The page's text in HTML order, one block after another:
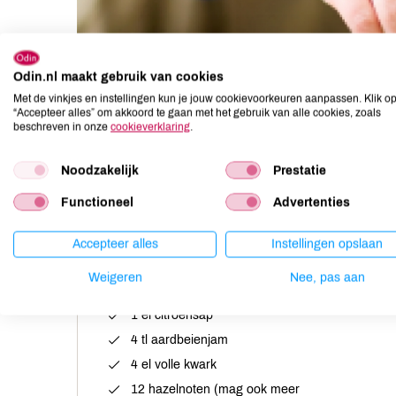
Ingrediënten
4 plakken cake
1 el citroensap
4 tl aardbeienjam
4 el volle kwark
12 hazelnoten (mag ook meer
Odin.nl maakt gebruik van cookies
Met de vinkjes en instellingen kun je jouw cookievoorkeuren aanpassen. Klik op
“Accepteer alles” om akkoord te gaan met het gebruik van alle cookies, zoals
beschreven in onze cookieverklaring.
Noodzakelijk Prestatie
Functioneel Advertenties
Accepteer alles Instellingen opslaan
Weigeren Nee, pas aan